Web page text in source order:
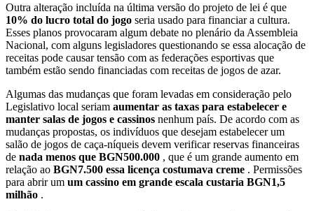
Outra alteração incluída na última versão do projeto de lei é que
10% do lucro total do jogo seria usado para financiar a cultura.
Esses planos provocaram algum debate no plenário da Assembleia
Nacional, com alguns legisladores questionando se essa alocação de
receitas pode causar tensão com as federações esportivas que
também estão sendo financiadas com receitas de jogos de azar.
Algumas das mudanças que foram levadas em consideração pelo
Legislativo local seriam aumentar as taxas para estabelecer e
manter salas de jogos e cassinos nenhum país. De acordo com as
mudanças propostas, os indivíduos que desejam estabelecer um
salão de jogos de caça-níqueis devem verificar reservas financeiras
de nada menos que BGN500.000 , que é um grande aumento em
relação ao BGN7.500 essa licença costumava creme . Permissões
para abrir um um cassino em grande escala custaria BGN1,5
milhão .